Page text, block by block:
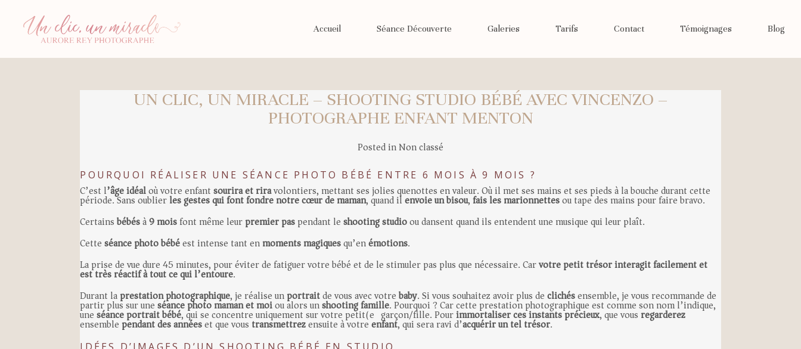
Accueil Séance Découverte Galeries Tarifs Contact Témoignages Blog
UN CLIC, UN MIRACLE – SHOOTING STUDIO BÉBÉ AVEC VINCENZO –
PHOTOGRAPHE ENFANT MENTON
Posted inNon classé
POURQUOI RÉALISER UNE SÉANCE PHOTO BÉBÉ ENTRE 6 MOIS À 9 MOIS ?
C’est l’âge idéaloù votre enfantsourira et riravolontiers, mettant ses jolies quenottes en valeur. Où il met ses mains et ses pieds à la bouche durant cette
période. Sans oublierles gestes qui font fondre notre cœur de maman, quand ilenvoie un bisou,fais les marionnettesou tape des mains pour faire bravo.
Certainsbébésà9 moisfont même leurpremier paspendant leshooting studioou dansent quand ils entendent une musique qui leur plaît.
Cetteséance photo bébéest intense tant enmoments magiquesqu’enémotions.
La prise de vue dure 45 minutes, pour éviter de fatiguer votre bébé et de le stimuler pas plus que nécessaire. Carvotre petit trésor interagit facilement et
est très réactif à tout ce qui l’entoure.
Durant laprestation photographique, je réalise unportraitde vous avec votrebaby. Si vous souhaitez avoir plus declichésensemble, je vous recommande de
partir plus sur uneséance photo maman et moiou alors unshooting famille. Pourquoi ? Car cette prestation photographique est comme son nom l’indique,
uneséance portrait bébé, qui se concentre uniquement sur votre petit(e) garçon/fille. Pourimmortaliser ces instants précieux, que vousregarderez
ensemble pendant des annéeset que vous transmettrezensuite à votreenfant, qui sera ravi d’acquérir un tel trésor.